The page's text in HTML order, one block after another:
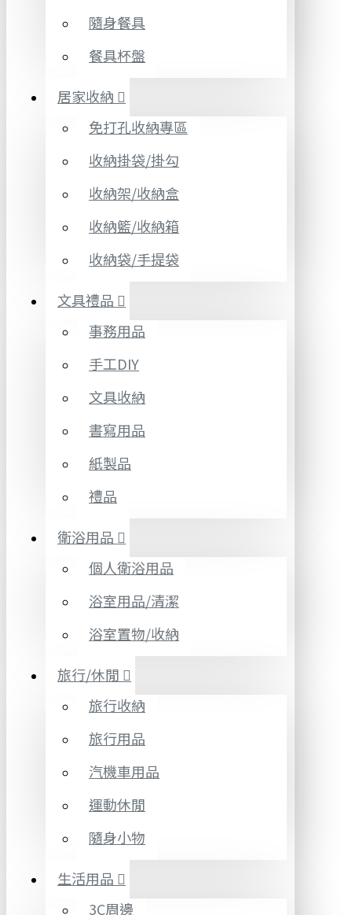
隨身餐具
餐具杯盤
居家收納
免打孔收納專區
收納掛袋/掛勾
收納架/收納盒
收納籃/收納箱
收納袋/手提袋
文具禮品
事務用品
手工DIY
文具收納
書寫用品
紙製品
禮品
衛浴用品
個人衛浴用品
浴室用品/清潔
浴室置物/收納
旅行/休閒
旅行收納
旅行用品
汽機車用品
運動休閒
隨身小物
生活用品
3C周邊